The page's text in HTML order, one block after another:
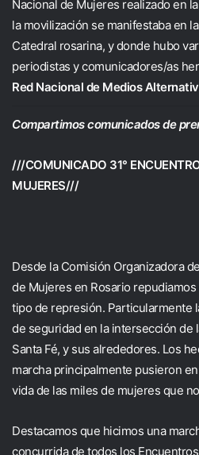
Nacional de Mujeres realizado en
la movilización se manifestaba en
Catedral rosarina, y donde hubo
periodistas y comunicadores/as
Red Nacional de Medios
Compartimos comunicados de
///COMUNICADO 31°
MUJERES///
Desde la Comisión Organizadora
de Mujeres en Rosario
tipo de represión. Particularmente
de seguridad en la intersección de
Santa Fé, y sus alrededores. Los
marcha principalmente pusieron
vida de las miles de mujeres que
Destacamos que hicimos una
concurrida de todos los